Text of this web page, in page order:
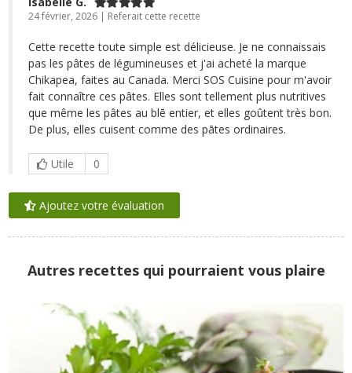
24 février, 2026 | Referait cette recette
Cette recette toute simple est délicieuse. Je ne connaissais
pas les pâtes de légumineuses et j'ai acheté la marque
Chikapea, faites au Canada. Merci SOS Cuisine pour m'avoir
fait connaître ces pâtes. Elles sont tellement plus nutritives
que même les pâtes au blē entier, et elles goûtent très bon.
De plus, elles cuisent comme des pātes ordinaires.
Utile 0
Ajoutez votre évaluation
Autres recettes qui pourraient vous plaire